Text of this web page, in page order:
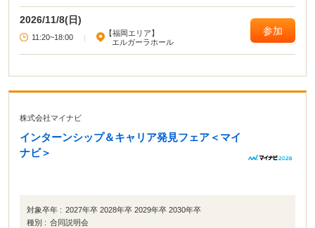
2026/11/8(日)
11:20~18:00 |
【福岡エリア】
エルガーラホール
参加
株式会社マイナビ
インターンシップ＆キャリア発見フェア＜マイ
ナビ＞
対象卒年 : 2027年卒 2028年卒 2029年卒 2030年卒
種別 : 合同説明会